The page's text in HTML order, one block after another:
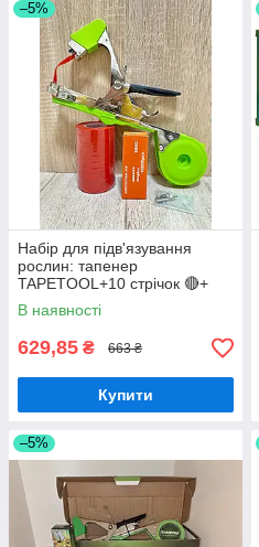
–5%
Набір для підв'язування
рослин: тапенер
TAPETOOL+10 стрічок 🔴+
10000 шт скоб+ремкомплект
В наявності
629,85 ₴ 663 ₴
Купити
–5%